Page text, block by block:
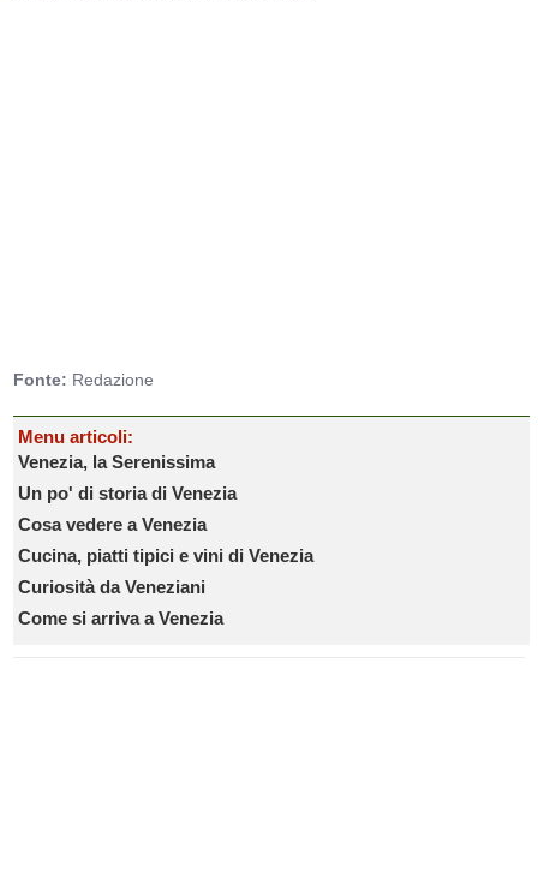
Fonte: Redazione
Menu articoli:
Venezia, la Serenissima
Un po' di storia di Venezia
Cosa vedere a Venezia
Cucina, piatti tipici e vini di Venezia
Curiosità da Veneziani
Come si arriva a Venezia